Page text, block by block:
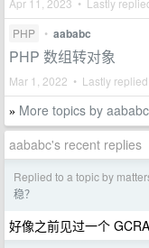
Apr 11, 2023 • Lastly
PHP • aababc
PHP 数组转对象
Mar 1, 2022 • Lastly
» More topics by aababc
aababc's recent replies
Replied to a topic by
稳？
好像之前见过一个